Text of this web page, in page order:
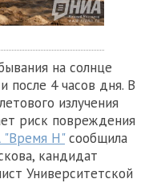
на солнце
после 4 часов дня. В
излучения
риск повреждения
"Время Н"сообщила
кандидат
Университетской